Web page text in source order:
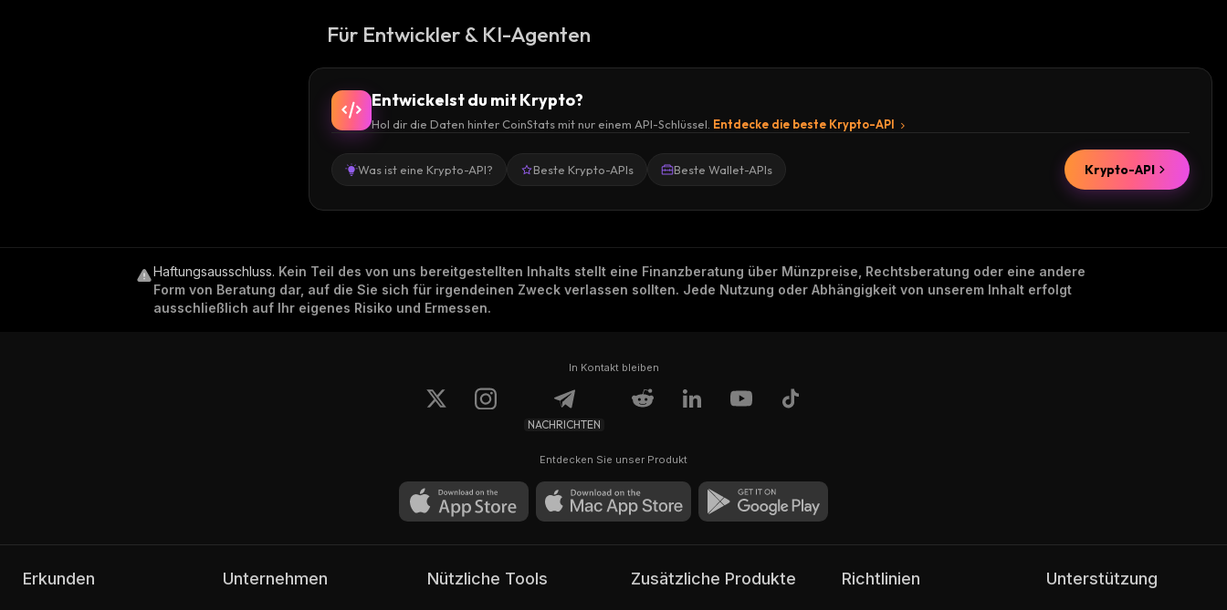
Für Entwickler & KI-Agenten
Entwickelst du mit Krypto?
Hol dir die Daten hinter CoinStats mit nur einem API-Schlüssel. Entdecke die beste Krypto-API
Was ist eine Krypto-API? Beste Krypto-APIs Beste Wallet-APIs Krypto-API
Haftungsausschluss. Kein Teil des von uns bereitgestellten Inhalts stellt eine Finanzberatung über Münzpreise, Rechtsberatung oder eine andere
Form von Beratung dar, auf die Sie sich für irgendeinen Zweck verlassen sollten. Jede Nutzung oder Abhängigkeit von unserem Inhalt erfolgt
ausschließlich auf Ihr eigenes Risiko und Ermessen.
In Kontakt bleiben
NACHRICHTEN
Entdecken Sie unser Produkt
Erkunden Unternehmen Nützliche Tools Zusätzliche Produkte Richtlinien Unterstützung